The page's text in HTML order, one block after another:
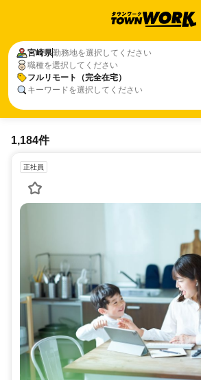
宮崎県勤務地を選択してください
職種を選択してください
フルリモート（完全在宅）
キーワードを選択してください
宮崎県
フルリモート（完全在宅）
1,184件
正社員